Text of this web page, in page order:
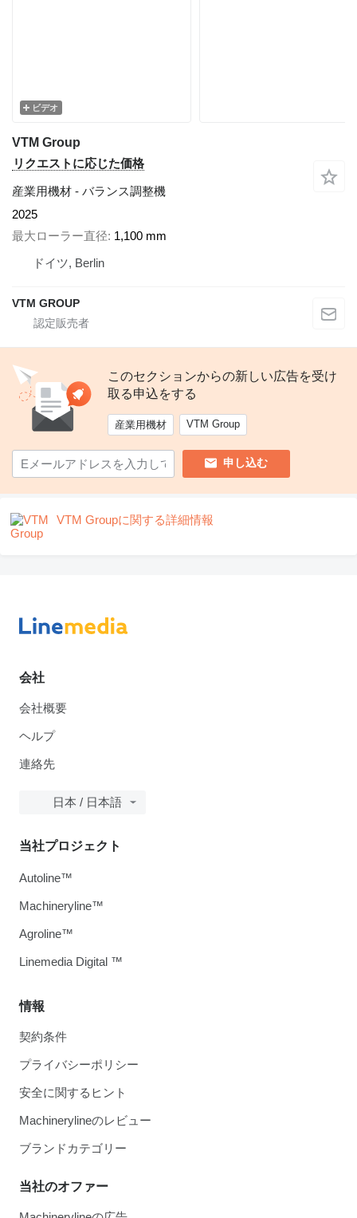
ビデオ
VTM Group
リクエストに応じた価格
産業用機材 - バランス調整機
2025
最大ローラー直径 1,100 mm
ドイツ, Berlin
VTM GROUP
このセクションからの新しい広告を受け
取る申込をする
産業用機材 VTM Group
申し込む
VTM Groupに関する詳細情報
会社
会社概要
ヘルプ
連絡先
日本 / 日本語
情報
契約条件
プライバシーポリシー
安全に関するヒント
Machinerylineのレビュー
ブランドカテゴリー
当社のオファー
当社プロジェクト
Autoline™
Machineryline™
Agroline™
Linemedia Digital ™